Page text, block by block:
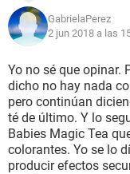
GabrielaPerez
2 jun 2018 a las
Yo no sé que opinar.
dicho no hay nada
pero continúan
té de último. Y lo
Babies Magic Tea
colorantes. Yo se lo
producir efectos